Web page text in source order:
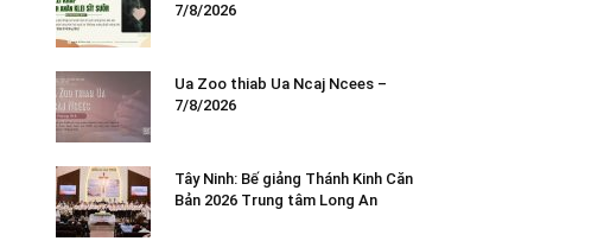
7/8/2026
Ua Zoo thiab Ua Ncaj Ncees –
7/8/2026
Tây Ninh: Bế giảng Thánh Kinh Căn
Bản 2026 Trung tâm Long An